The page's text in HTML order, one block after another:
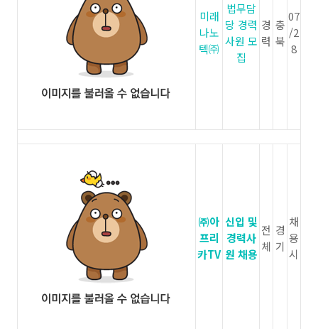
미래
나노
텍㈜
법무담
당 경력
사원 모
집
경
력
충
북
07
/2
8
㈜아
프리
카TV
신입 및
경력사
원 채용
전
체
경
기
채
용
시